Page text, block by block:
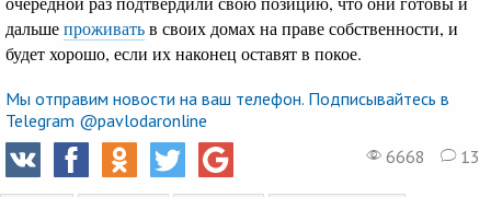
дальшепроживатьв своих домах на праве собственности, и
будет хорошо, если их наконец оставят в покое.
Мы отправим новости на ваш телефон. Подписывайтесь в
Telegram @pavlodaronline
6668
13